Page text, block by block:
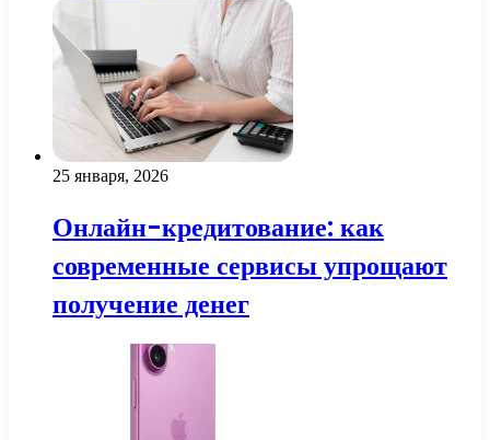
25 января, 2026
Онлайн-кредитование: как
современные сервисы упрощают
получение денег